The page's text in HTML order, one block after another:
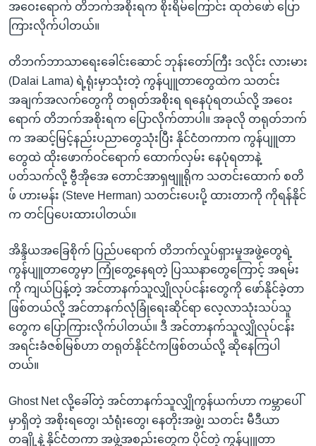
ပင်မ
အ
ညွန်း
ကျော်
ကြည့်
ရှာဖွေ
ရန်
ကျော်
ရုပ်ရှင်ထဲက အင်္ဂလိပ်စာ
တီဗွီ
ရေဒီယို/တီဗွီအစီအစဉ်
Learning English
ဗွီအိုအေ လူမှုကွန်ယက်များ
ဘာသာစကားများ
အဝေးရောက် တိဘက်အစိုးရက စိုးရိမ်ကြောင်း ထုတ်ဖော် ပြော
ကြားလိုက်ပါတယ်။
တိဘက်ဘာသာရေးခေါင်းဆောင် ဘုန်းတော်ကြီး ဒလိုင်း လားမား
(Dalai Lama) ရဲ့ရုံးမှာသုံးတဲ့ ကွန်ပျူတာတွေထဲက သတင်း
အချက်အလက်တွေကို တရုတ်အစိုးရ ရနေပုံရတယ်လို့ အဝေး
ရောက် တိဘက်အစိုးရက ပြောလိုက်တာပါ။ အခုလို တရုတ်ဘက်
က အဆင့်မြင့်နည်းပညာတွေသုံးပြီး နိုင်ငံတကာက ကွန်ပျူတာ
တွေထဲ ထိုးဖောက်ဝင်ရောက် ထောက်လှမ်း နေပုံရတာနဲ့
ပတ်သက်လို့ ဗွီအိုအေ တောင်အာရှဗျူရိုက သတင်းထောက် စတိ
ဖ် ဟားမန်း (Steve Herman) သတင်းပေးပို့ ထားတာကို ကိုရန်နိုင်
က တင်ပြပေးထားပါတယ်။
အိန္ဒိယအခြေစိုက် ပြည်ပရောက် တိဘက်လှုပ်ရှားမှုအဖွဲ့တွေရဲ့
ကွန်ပျူတာတွေမှာ ကြုံတွေ့နေရတဲ့ ပြဿနာတွေကြောင့် အရမ်း
ကို ကျယ်ပြန့်တဲ့ အင်တာနက်သူလျှိုလုပ်ငန်းတွေကို ဖော်နိုင်ခဲ့တာ
ဖြစ်တယ်လို့ အင်တာနက်လုံခြုံရေးဆိုင်ရာ လေ့လာသုံးသပ်သူ
တွေက ပြောကြားလိုက်ပါတယ်။ ဒီ အင်တာနက်သူလျှိုလုပ်ငန်း
အရင်းခံဇစ်မြစ်ဟာ တရုတ်နိုင်ငံကဖြစ်တယ်လို့ ဆိုနေကြပါ
တယ်။
Ghost Net လို့ခေါ်တဲ့ အင်တာနက်သူလျှိုကွန်ယက်ဟာ ကမ္ဘာပေါ်
မှာရှိတဲ့ အစိုးရတွေ၊ သံရုံးတွေ၊ နေတိုးအဖွဲ့၊ သတင်း မီဒီယာ
တချို့နဲ့ နိုင်ငံတကာ အဖွဲ့အစည်းတွေက ပိုင်တဲ့ ကွန်ပျူတာ